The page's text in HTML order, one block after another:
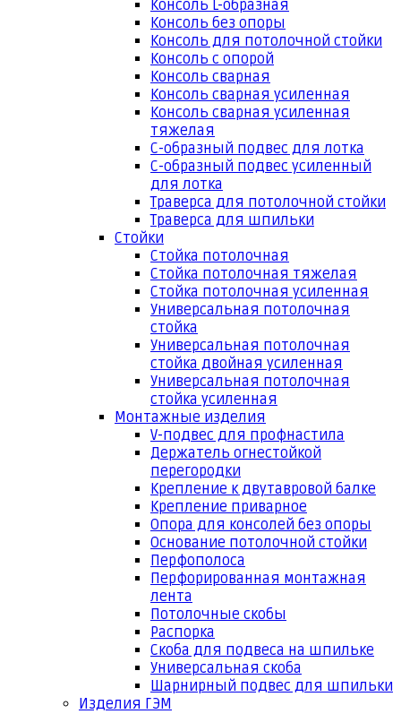
Консоль L-образная
Консоль без опоры
Консоль для потолочной стойки
Консоль с опорой
Консоль сварная
Консоль сварная усиленная
Консоль сварная усиленная
тяжелая
С-образный подвес для лотка
С-образный подвес усиленный
для лотка
Траверса для потолочной стойки
Траверса для шпильки
Стойки
Стойка потолочная
Стойка потолочная тяжелая
Стойка потолочная усиленная
Универсальная потолочная
стойка
Универсальная потолочная
стойка двойная усиленная
Универсальная потолочная
стойка усиленная
Монтажные изделия
V-подвес для профнастила
Держатель огнестойкой
перегородки
Крепление к двутавровой балке
Крепление приварное
Опора для консолей без опоры
Основание потолочной стойки
Перфополоса
Перфорированная монтажная
лента
Потолочные скобы
Распорка
Скоба для подвеса на шпильке
Универсальная скоба
Шарнирный подвес для шпильки
Изделия ГЭМ